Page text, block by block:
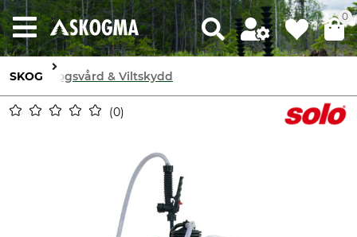
0
SKOG Skogsvård & Viltskydd
0